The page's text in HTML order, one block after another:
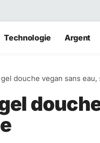
Technologie Argent
douche vegan sans eau,